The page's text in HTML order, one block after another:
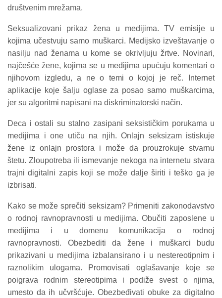
društvenim mrežama.
Seksualizovani prikaz žena u medijima. TV emisije u
kojima učestvuju samo muškarci. Medijsko izveštavanje o
nasilju nad ženama u kome se okrivljuju žrtve. Novinari,
najčešće žene, kojima se u medijima upućuju komentari o
njihovom izgledu, a ne o temi o kojoj je reč. Internet
aplikacije koje šalju oglase za posao samo muškarcima,
jer su algoritmi napisani na diskriminatorski način.
Deca i ostali su stalno zasipani seksističkim porukama u
medijima i one utiču na njih. Onlajn seksizam istiskuje
žene iz onlajn prostora i može da prouzrokuje stvarnu
štetu. Zloupotreba ili ismevanje nekoga na internetu stvara
trajni digitalni zapis koji se može dalje širiti i teško ga je
izbrisati.
Kako se može sprečiti seksizam? Primeniti zakonodavstvo
o rodnoj ravnopravnosti u medijima. Obučiti zaposlene u
medijima i u domenu komunikacija o rodnoj
ravnopravnosti. Obezbediti da žene i muškarci budu
prikazivani u medijima izbalansirano i u nestereotipnim i
raznolikim ulogama. Promovisati oglašavanje koje se
poigrava rodnim stereotipima i podiže svest o njima,
umesto da ih učvršćuje. Obezbeđivati obuke za digitalno